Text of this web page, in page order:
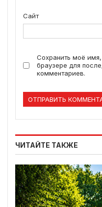
Сайт
Сохранить моё
браузере для
комментариев.
ЧИТАЙТЕ ТАКЖЕ